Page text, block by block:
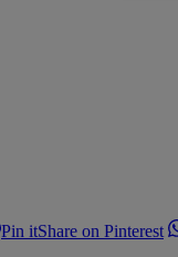
Pin itShare on Pinterest